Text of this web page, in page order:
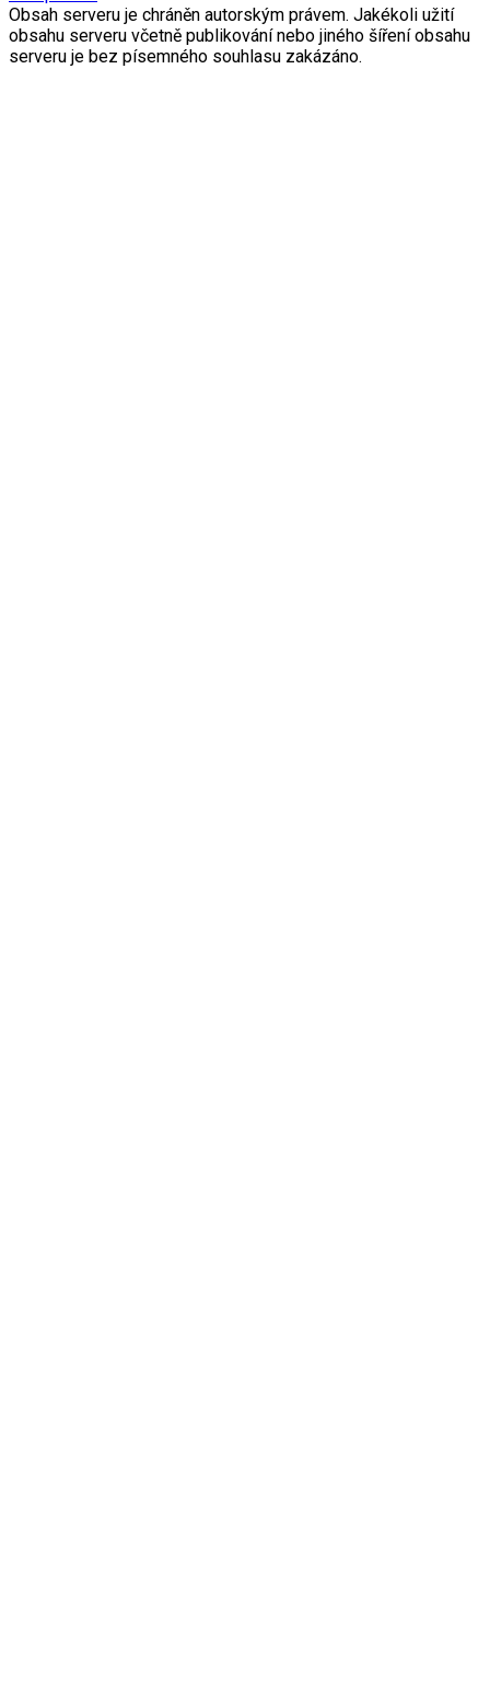
Obsah serveru je chráněn autorským právem. Jakékoli užití
obsahu serveru včetně publikování nebo jiného šíření obsahu
serveru je bez písemného souhlasu zakázáno.